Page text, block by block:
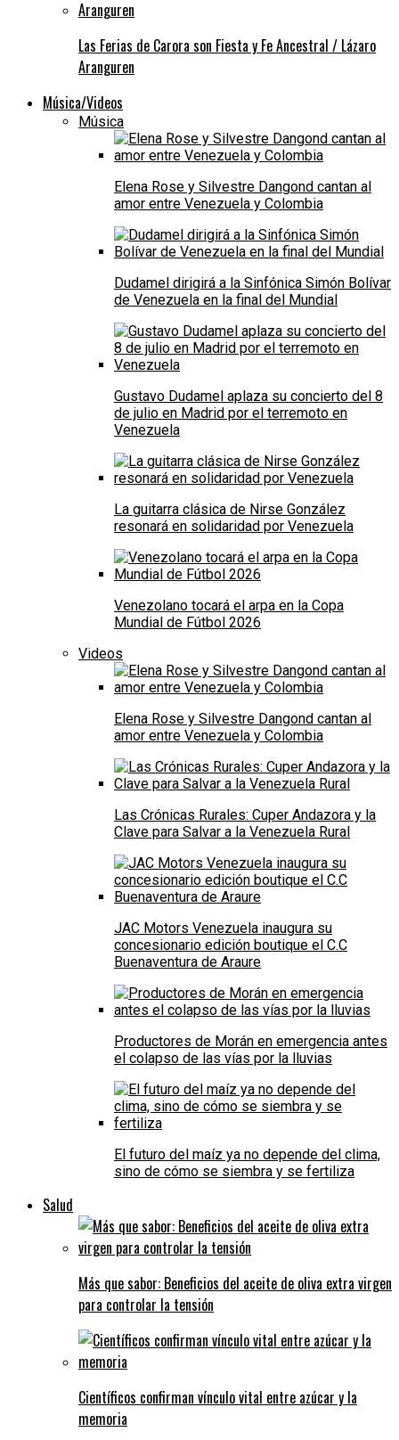
Las Ferias de Carora son Fiesta y Fe Ancestral / Lázaro
Aranguren
Música/Videos
Música
Elena Rose y Silvestre Dangond cantan al
amor entre Venezuela y Colombia
Dudamel dirigirá a la Sinfónica Simón Bolívar
de Venezuela en la final del Mundial
Gustavo Dudamel aplaza su concierto del 8
de julio en Madrid por el terremoto en
Venezuela
La guitarra clásica de Nirse González
resonará en solidaridad por Venezuela
Venezolano tocará el arpa en la Copa
Mundial de Fútbol 2026
Videos
Elena Rose y Silvestre Dangond cantan al
amor entre Venezuela y Colombia
Las Crónicas Rurales: Cuper Andazora y la
Clave para Salvar a la Venezuela Rural
JAC Motors Venezuela inaugura su
concesionario edición boutique el C.C
Buenaventura de Araure
Productores de Morán en emergencia antes
el colapso de las vías por la lluvias
El futuro del maíz ya no depende del clima,
sino de cómo se siembra y se fertiliza
Salud
Más que sabor: Beneficios del aceite de oliva extra virgen
para controlar la tensión
Científicos confirman vínculo vital entre azúcar y la
memoria